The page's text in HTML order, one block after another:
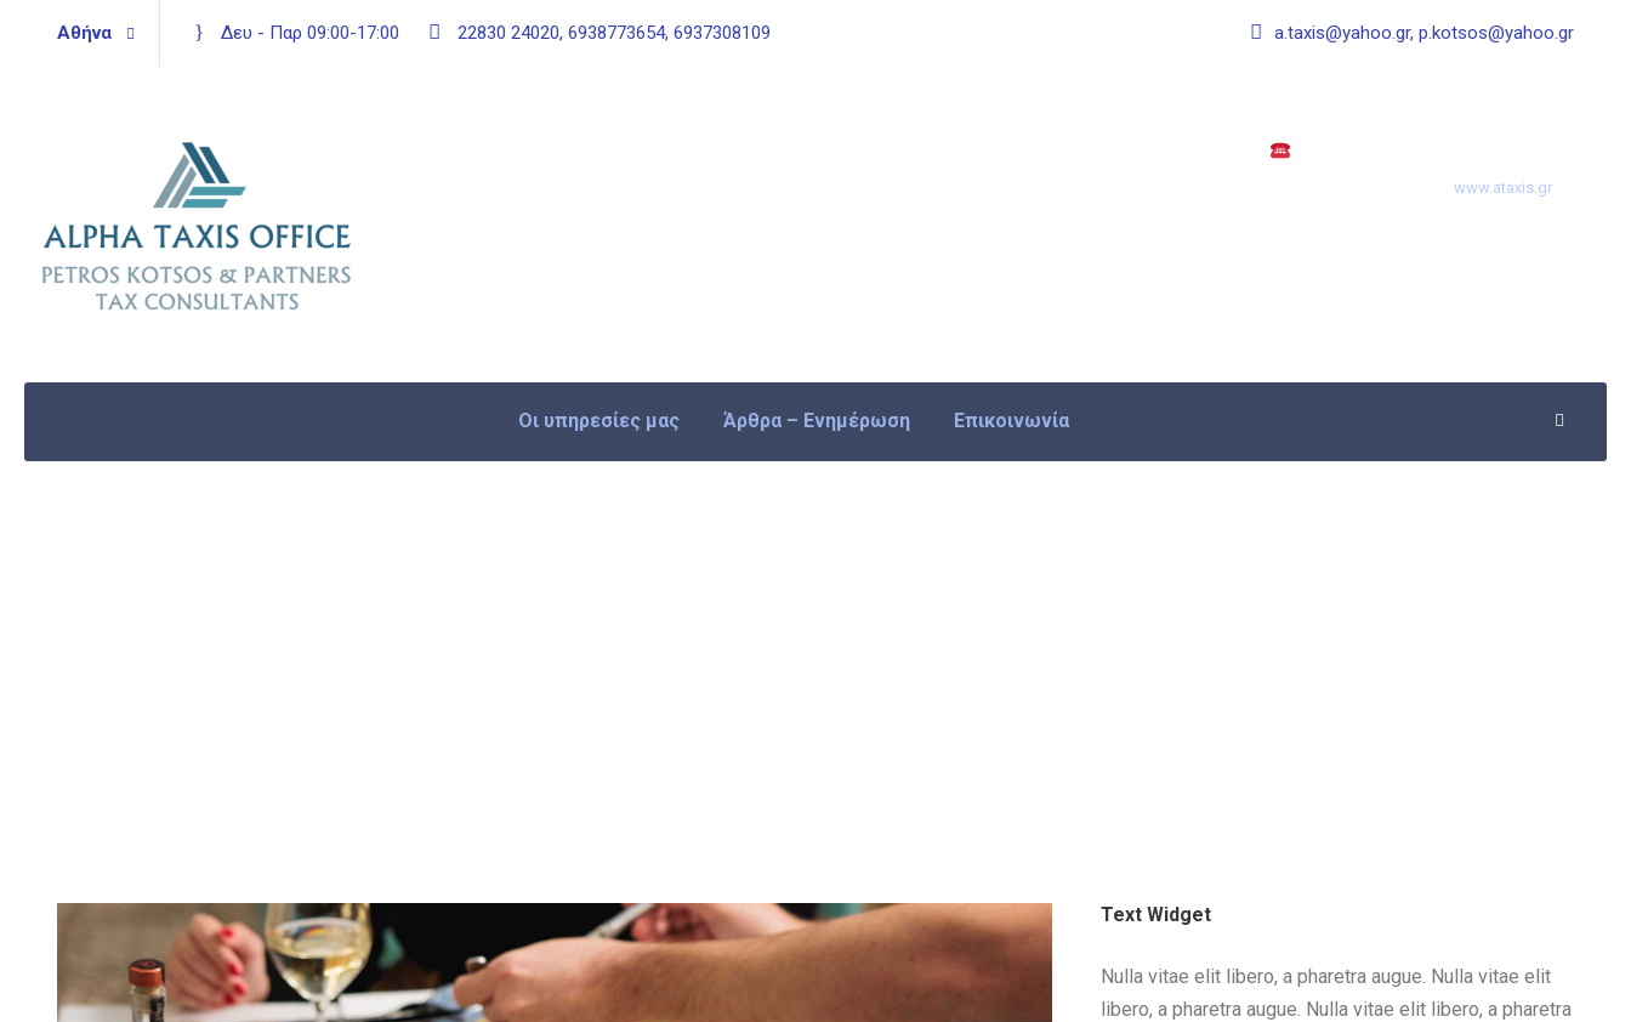
Αθήνα Δευ - Παρ 09:00-17:00 22830 24020, 6938773654, 6937308109 a.taxis@yahoo.gr, p.kotsos@yahoo.gr
www.ataxis.gr
Οι υπηρεσίες μας Άρθρα – Ενημέρωση Επικοινωνία
Text Widget
Nulla vitae elit libero, a pharetra augue. Nulla vitae elit
libero, a pharetra augue. Nulla vitae elit libero, a pharetra